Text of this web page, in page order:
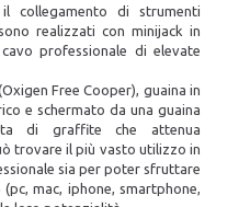
collegamento di strumenti
realizzati con minijack in
professionale di elevate
Free Cooper), guaina in
e schermato da una guaina
di graffite che attenua
trovare il più vasto utilizzo in
sia per poter sfruttare
mac, iphone, smartphone,